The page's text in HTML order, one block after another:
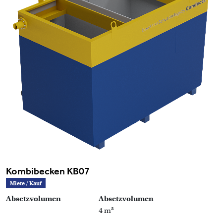
Kombibecken KB07
Miete / Kauf
Absetzvolumen
Absetzvolumen
4 m³